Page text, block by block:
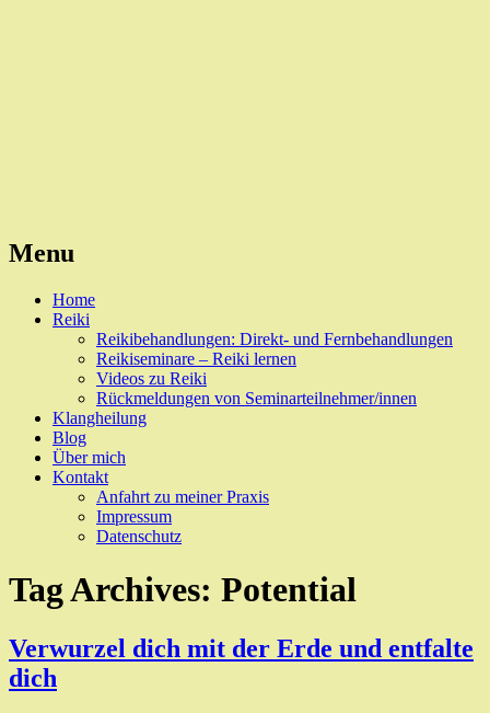
Menu
Skip
Home
Reiki
Reikibehandlungen: Direkt- und Fernbehandlungen
Reikiseminare – Reiki lernen
Videos zu Reiki
Rückmeldungen von Seminarteilnehmer/innen
Klangheilung
Blog
Über mich
Kontakt
Anfahrt zu meiner Praxis
Impressum
Datenschutz
Tag Archives: Potential
Verwurzel dich mit der Erde und entfalte
dich